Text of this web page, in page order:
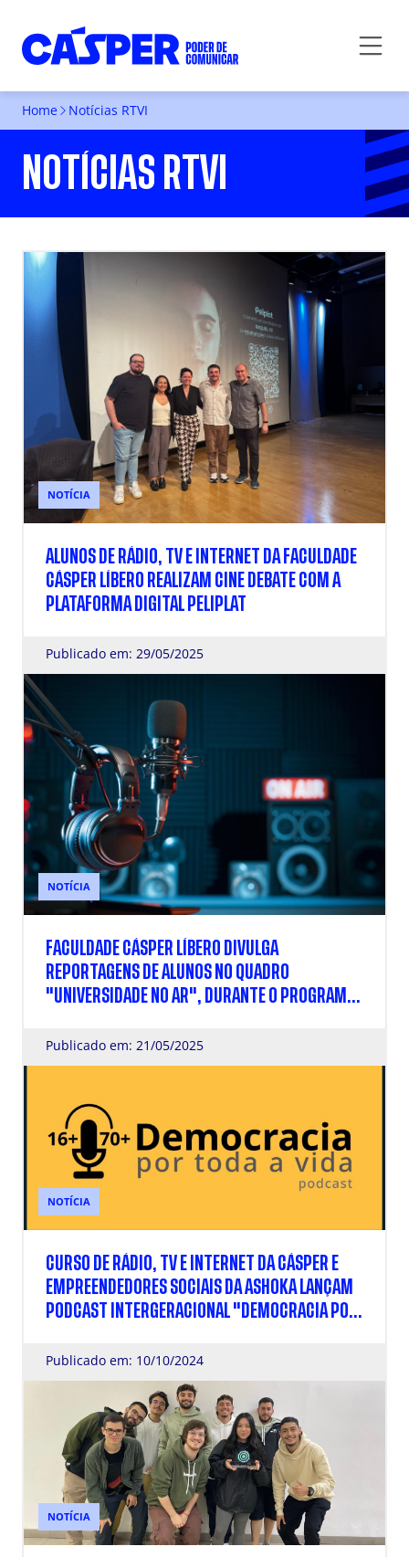
Home Notícias RTVI
NOTÍCIAS RTVI
NOTÍCIA
ALUNOS DE RÁDIO, TV E INTERNET DA FACULDADE
CÁSPER LÍBERO REALIZAM CINE DEBATE COM A
PLATAFORMA DIGITAL PELIPLAT
Publicado em: 29/05/2025
NOTÍCIA
FACULDADE CÁSPER LÍBERO DIVULGA
REPORTAGENS DE ALUNOS NO QUADRO
"UNIVERSIDADE NO AR", DURANTE O PROGRAMA
Publicado em: 21/05/2025
NOTÍCIA
CURSO DE RÁDIO, TV E INTERNET DA CÁSPER E
EMPREENDEDORES SOCIAIS DA ASHOKA LANÇAM
PODCAST INTERGERACIONAL "DEMOCRACIA POR
Publicado em: 10/10/2024
NOTÍCIA